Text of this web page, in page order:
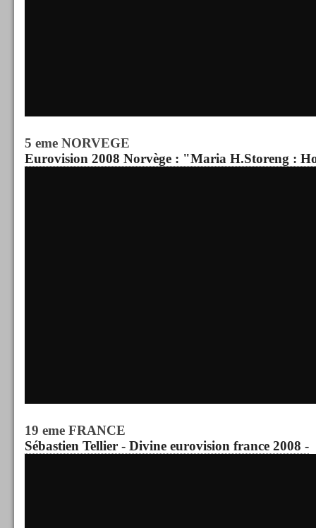
5 eme NORVEGE
Eurovision 2008 Norvège : "Maria H.Storeng :
19 eme FRANCE
Sébastien Tellier - Divine eurovision france 2008 -